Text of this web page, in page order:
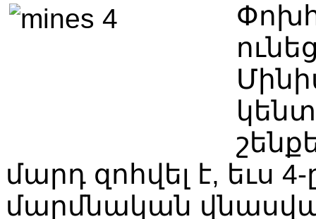
մարդ զոհվել է, եւս 4-
մարմնական